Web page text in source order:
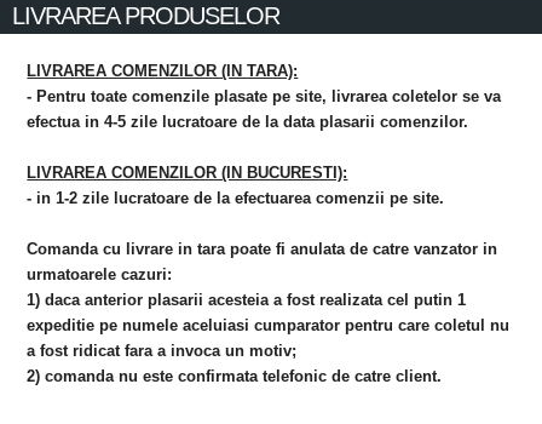
LIVRAREA PRODUSELOR
LIVRAREA COMENZILOR (IN TARA):
- Pentru toate comenzile plasate pe site, livrarea coletelor se va
efectua in 4-5 zile lucratoare de la data plasarii comenzilor.
LIVRAREA COMENZILOR (IN BUCURESTI):
- in 1-2 zile lucratoare de la efectuarea comenzii pe site.
Comanda cu livrare in tara poate fi anulata de catre vanzator in
urmatoarele cazuri:
1) daca anterior plasarii acesteia a fost realizata cel putin 1
expeditie pe numele aceluiasi cumparator pentru care coletul nu
a fost ridicat fara a invoca un motiv;
2) comanda nu este confirmata telefonic de catre client.